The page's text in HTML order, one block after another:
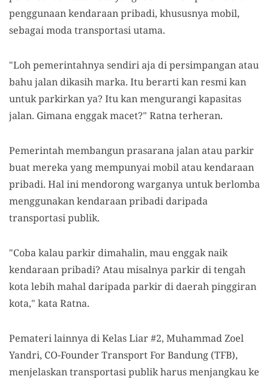
penggunaan kendaraan pribadi, khususnya mobil,
sebagai moda transportasi utama.
"Loh pemerintahnya sendiri aja di persimpangan atau
bahu jalan dikasih marka. Itu berarti kan resmi kan
untuk parkirkan ya? Itu kan mengurangi kapasitas
jalan. Gimana enggak macet?" Ratna terheran.
Pemerintah membangun prasarana jalan atau parkir
buat mereka yang mempunyai mobil atau kendaraan
pribadi. Hal ini mendorong warganya untuk berlomba
menggunakan kendaraan pribadi daripada
transportasi publik.
"Coba kalau parkir dimahalin, mau enggak naik
kendaraan pribadi? Atau misalnya parkir di tengah
kota lebih mahal daripada parkir di daerah pinggiran
kota," kata Ratna.
Pemateri lainnya di Kelas Liar #2, Muhammad Zoel
Yandri, CO-Founder Transport For Bandung (TFB),
menjelaskan transportasi publik harus menjangkau ke